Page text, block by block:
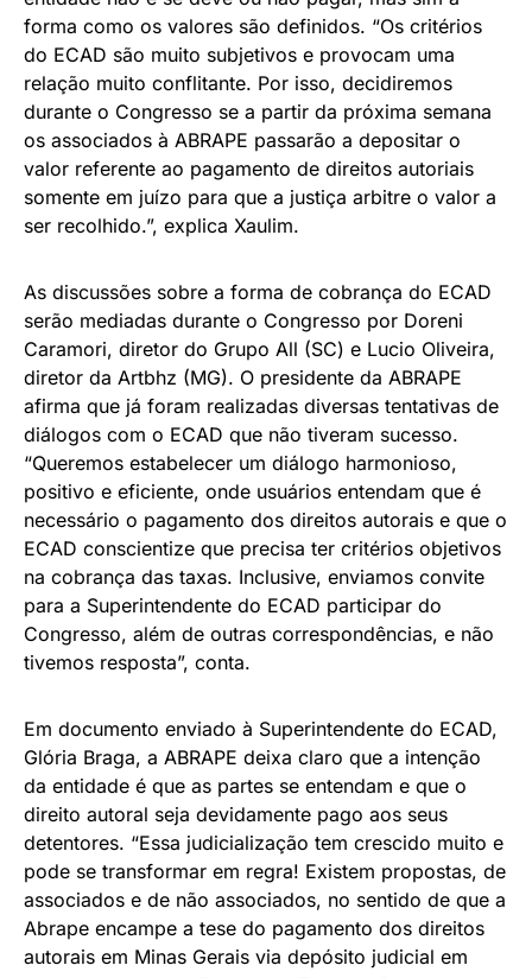
forma como os valores são definidos. “Os critérios
do ECAD são muito subjetivos e provocam uma
relação muito conflitante. Por isso, decidiremos
durante o Congresso se a partir da próxima semana
os associados à ABRAPE passarão a depositar o
valor referente ao pagamento de direitos autoriais
somente em juízo para que a justiça arbitre o valor a
ser recolhido.”, explica Xaulim.
As discussões sobre a forma de cobrança do ECAD
serão mediadas durante o Congresso por Doreni
Caramori, diretor do Grupo All (SC) e Lucio Oliveira,
diretor da Artbhz (MG). O presidente da ABRAPE
afirma que já foram realizadas diversas tentativas de
diálogos com o ECAD que não tiveram sucesso.
“Queremos estabelecer um diálogo harmonioso,
positivo e eficiente, onde usuários entendam que é
necessário o pagamento dos direitos autorais e que o
ECAD conscientize que precisa ter critérios objetivos
na cobrança das taxas. Inclusive, enviamos convite
para a Superintendente do ECAD participar do
Congresso, além de outras correspondências, e não
tivemos resposta”, conta.
Em documento enviado à Superintendente do ECAD,
Glória Braga, a ABRAPE deixa claro que a intenção
da entidade é que as partes se entendam e que o
direito autoral seja devidamente pago aos seus
detentores. “Essa judicialização tem crescido muito e
pode se transformar em regra! Existem propostas, de
associados e de não associados, no sentido de que a
Abrape encampe a tese do pagamento dos direitos
autorais em Minas Gerais via depósito judicial em